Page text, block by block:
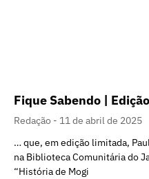
Fique Sabendo |
Redação
11 de abril de 2025
… que, em edição limitada,
na Biblioteca Comunitária do
“História de Mogi